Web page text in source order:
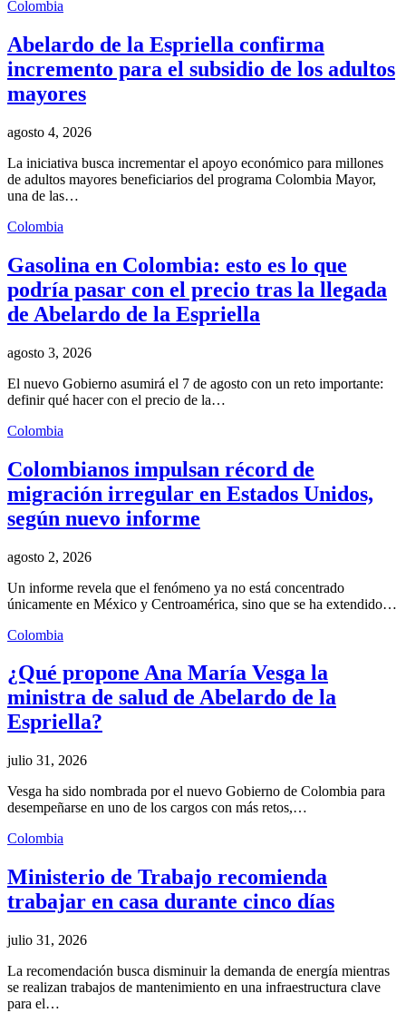
Colombia
Abelardo de la Espriella confirma
incremento para el subsidio de los adultos
mayores
agosto 4, 2026
La iniciativa busca incrementar el apoyo económico para millones
de adultos mayores beneficiarios del programa Colombia Mayor,
una de las…
Colombia
Gasolina en Colombia: esto es lo que
podría pasar con el precio tras la llegada
de Abelardo de la Espriella
agosto 3, 2026
El nuevo Gobierno asumirá el 7 de agosto con un reto importante:
definir qué hacer con el precio de la…
Colombia
Colombianos impulsan récord de
migración irregular en Estados Unidos,
según nuevo informe
agosto 2, 2026
Un informe revela que el fenómeno ya no está concentrado
únicamente en México y Centroamérica, sino que se ha extendido…
Colombia
¿Qué propone Ana María Vesga la
ministra de salud de Abelardo de la
Espriella?
julio 31, 2026
Vesga ha sido nombrada por el nuevo Gobierno de Colombia para
desempeñarse en uno de los cargos con más retos,…
Colombia
Ministerio de Trabajo recomienda
trabajar en casa durante cinco días
julio 31, 2026
La recomendación busca disminuir la demanda de energía mientras
se realizan trabajos de mantenimiento en una infraestructura clave
para el…